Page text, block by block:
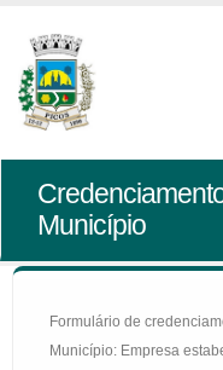
Município
Formulário de
Município: Empresa